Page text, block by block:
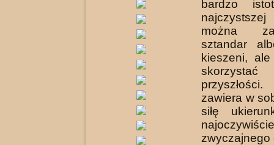
bardzo
można
sztandar
kieszeni,
zawiera w
siłę
zwyczajnego